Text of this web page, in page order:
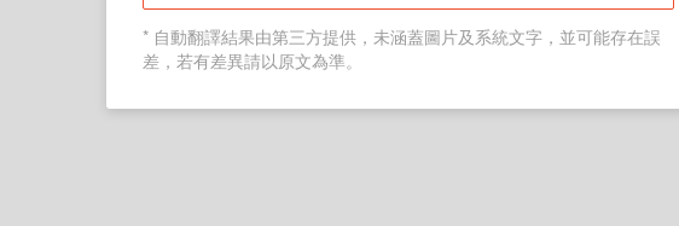
* 自動翻譯結果由第三方提供，未涵蓋圖片及系統文字，並可能存在誤
差，若有差異請以原文為準。